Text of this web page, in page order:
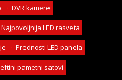
DVR kamere
Najpovoljnija LED rasveta
Prednosti LED panela
pametni satovi